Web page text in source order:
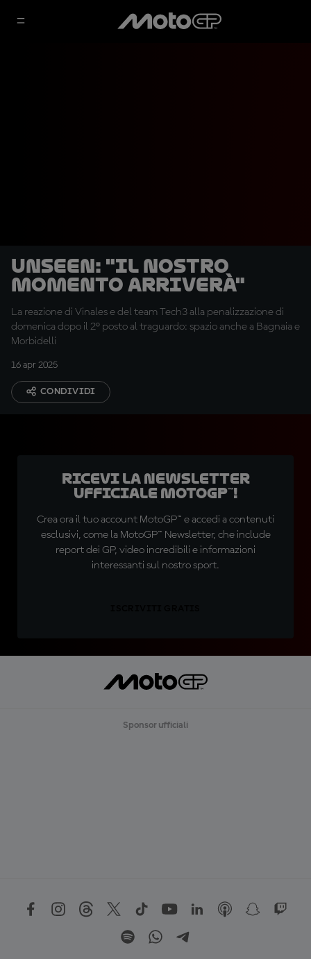
UNSEEN: "Il nostro
momento arriverà"
La reazione di Vinales e del team Tech3 alla penalizzazione di
domenica dopo il 2° posto al traguardo: spazio anche a Bagnaia e
Morbidelli
16 apr 2025
CONDIVIDI
Ricevi la newsletter
ufficiale MotoGP™!
Crea ora il tuo account MotoGP™ e accedi a contenuti
esclusivi, come la MotoGP™ Newsletter, che include
report dei GP, video incredibili e informazioni
interessanti sul nostro sport.
Sponsor ufficiali